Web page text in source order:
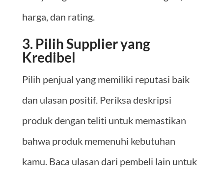
harga, dan rating.
3. Pilih Supplier yang
Kredibel
Pilih penjual yang memiliki reputasi baik
dan ulasan positif. Periksa deskripsi
produk dengan teliti untuk memastikan
bahwa produk memenuhi kebutuhan
kamu. Baca ulasan dari pembeli lain untuk